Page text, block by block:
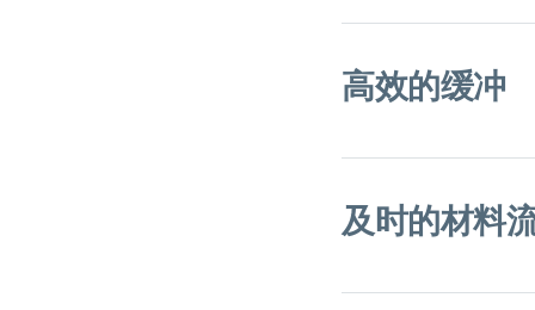
高效的缓冲
及时的材料